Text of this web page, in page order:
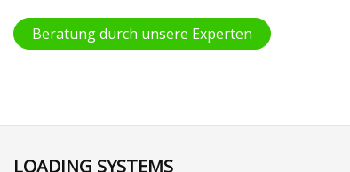
Beratung durch unsere Experten
LOADING SYSTEMS